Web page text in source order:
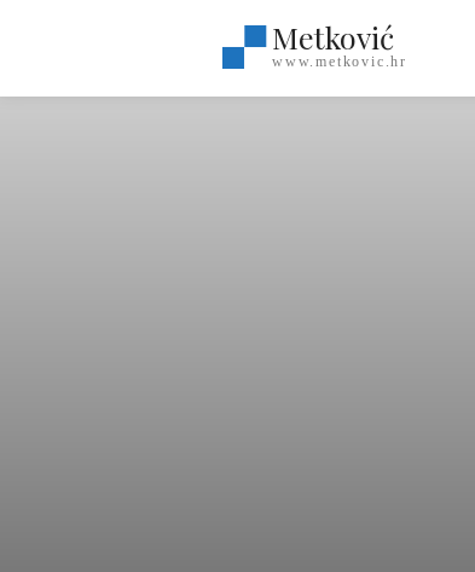
Metković
www.metkovic.hr